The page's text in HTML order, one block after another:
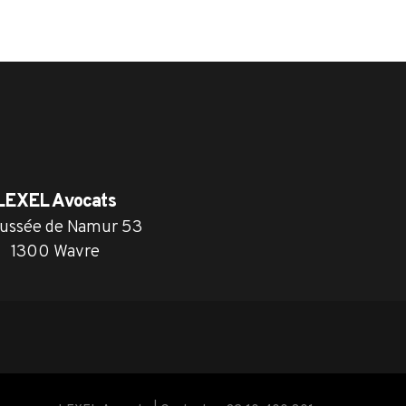
Avocats
de Namur 53
1300 Wavre